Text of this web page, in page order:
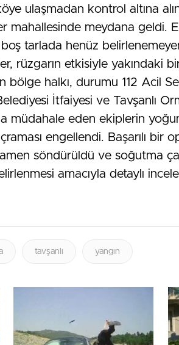
ulaşmadan kontrol altına
mahallesinde meydana geldi.
tarlada henüz
rüzgarın etkisiyle yakındaki bir
halkı, durumu 112 Acil
İtfaiyesi ve Tavşanlı
müdahale eden ekiplerin
engellendi. Başarılı bir
söndürüldü ve soğutma
amacıyla detaylı
tavşanlı yangın